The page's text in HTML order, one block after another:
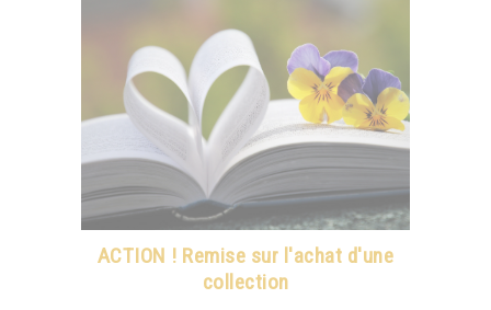
ACTION ! Remise sur l'achat d'une
collection